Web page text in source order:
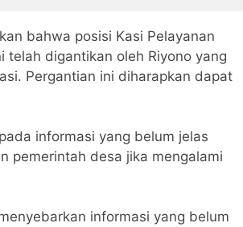
bahwa posisi Kasi Pelayanan
digantikan oleh Riyono yang
Pergantian ini diharapkan dapat
informasi yang belum jelas
pemerintah desa jika mengalami
informasi yang belum